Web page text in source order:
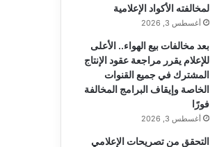
لمخالفته الأكواد الإعلامية
أغسطس 3, 2026
بعد مخالفات بيع الهواء.. الأعلى
للإعلام يقرر مراجعة عقود الإنتاج
المشترك في جميع القنوات
الخاصة وإيقاف البرامج المخالفة
فورًا
أغسطس 3, 2026
التحقق من تصريحات الإعلامي